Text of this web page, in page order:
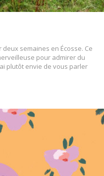
semaines en Écosse. Ce
pour admirer du
plutôt envie de vous parler